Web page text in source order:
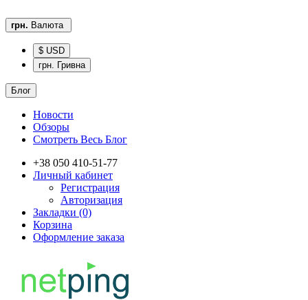
грн. Валюта
$ USD
грн. Гривна
Блог
Новости
Обзоры
Смотреть Весь Блог
+38 050 410-51-77
Личный кабинет
Регистрация
Авторизация
Закладки (0)
Корзина
Оформление заказа